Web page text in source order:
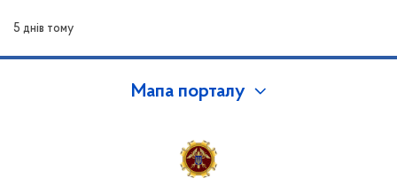
5 днів тому
Мапа порталу